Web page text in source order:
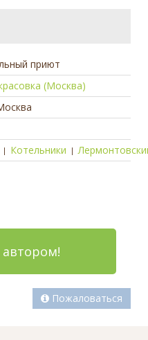
приют
(Москва)
| Котельники |
автором!
Пожаловаться